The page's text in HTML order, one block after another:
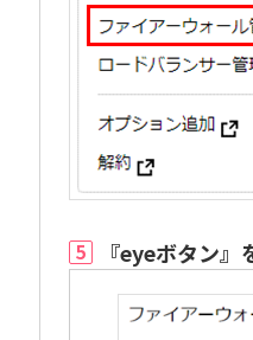
5 『eyeボタン』